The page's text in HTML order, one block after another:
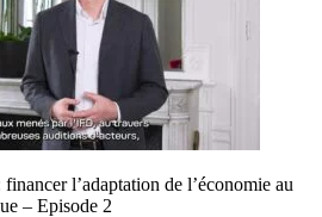
l’adaptation de l’économie au
– Episode 2